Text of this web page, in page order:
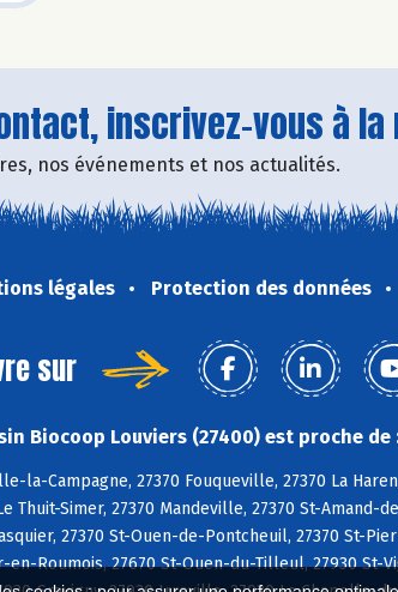
inscrivez-vous à
nos événements et nos actualités.
légales Protection des données
sur
Biocoop Louviers (27400) est proche de
la-Campagne, 27370 Fouqueville, 27370 La
Thuit-Simer, 27370 Mandeville, 27370 St-Amand-
27370 St-Ouen-de-Pontcheuil, 27370 St-
en-Roumois, 27670 St-Ouen-du-Tilleul, 27930 St-